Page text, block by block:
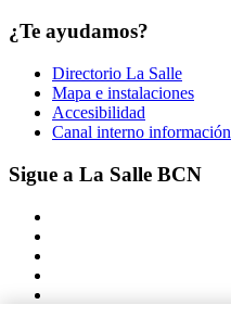
¿Te ayudamos?
Directorio La Salle
Mapa e instalaciones
Accesibilidad
Canal interno información
Sigue a La Salle BCN